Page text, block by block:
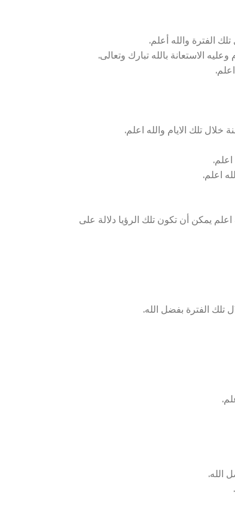
الفترة والله أعلم.
الاستعانة بالله تبارك وتعالى.
خلال تلك الايام والله اعلم.
اعلم.
اعلم.
يمكن أن تكون تلك الرؤيا دلالة على
تلك الفترة بفضل الله.
الله.